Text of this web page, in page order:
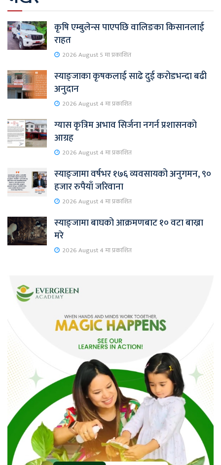
कृषि एम्बुलेन्स पाएपछि वालिङका किसानलाई
राहत
2026 August 5 मा प्रकाशित
स्याङ्जाका कृषकलाई साढे दुई करोडभन्दा बढी
अनुदान
2026 August 4 मा प्रकाशित
ग्यास कृत्रिम अभाव सिर्जना नगर्न प्रशासनको
आग्रह
2026 August 4 मा प्रकाशित
स्याङ्जामा वर्षभर १७६ व्यवसायको अनुगमन, ९०
हजार रुपैयाँ जरिवाना
2026 August 4 मा प्रकाशित
स्याङ्जामा बाघको आक्रमणबाट १० वटा बाख्रा
मरे
2026 August 4 मा प्रकाशित